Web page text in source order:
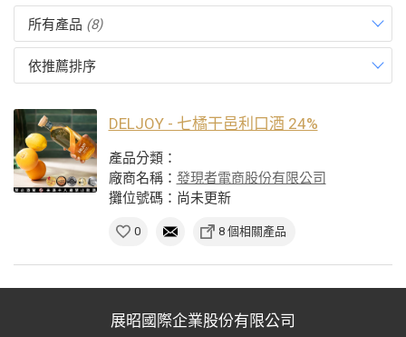
所有產品 (8)
依推薦排序
DELJOY - 七橘干邑利口酒 24%
產品分類：
廠商名稱： 發現者電商股份有限公司
攤位號碼：尚未更新
0 8 個相關產品
展昭國際企業股份有限公司